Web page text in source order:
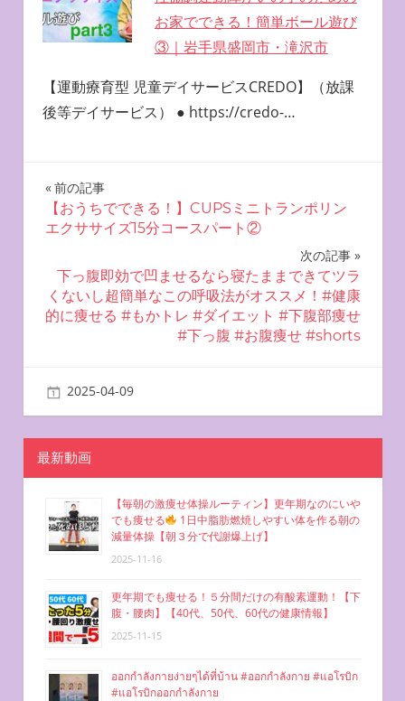
お家でできる！簡単ボール遊び
③｜岩手県盛岡市・滝沢市
【運動療育型 児童デイサービスCREDO】（放課
後等デイサービス） ● https://credo-…
投
稿
ナ
ビ
ゲ
シ
ョ
ン
前の記事
【おうちでできる！】CUPSミニトランポリン
エクササイズ15分コースパート②
次の記事
下っ腹即効で凹ませるなら寝たままできてツラ
くないし超簡単なこの呼吸法がオススメ！#健康
的に痩せる #もかトレ #ダイエット #下腹部痩せ
#下っ腹 #お腹痩せ #shorts
2025-04-09
最新動画
【毎朝の激痩せ体操ルーティン】更年期なのにいや
でも痩せる
1日中脂肪燃焼しやすい体を作る朝の
減量体操【朝３分で代謝爆上げ】
2025-11-16
更年期でも痩せる！５分間だけの有酸素運動！【下
腹・腰肉】【40代、50代、60代の健康情報】
2025-11-15
ออกกำลังกายง่ายๆได้ที่บ้าน #ออกกำลังกาย #แอโรบิก
#แอโรบิกออกกำลังกาย